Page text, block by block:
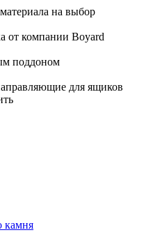
на выбор
от компании Boyard
поддоном
для ящиков
камня